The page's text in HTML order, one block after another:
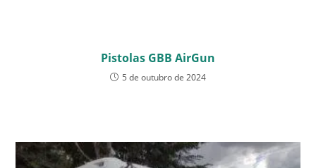
Pistolas GBB AirGun
5 de outubro de 2024